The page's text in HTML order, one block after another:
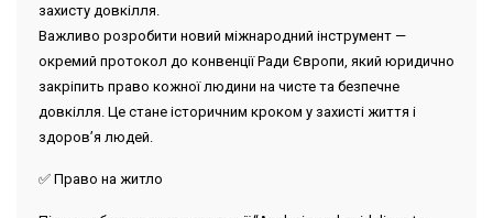
захисту довкілля.
Важливо розробити новий міжнародний інструмент —
окремий протокол до конвенції Ради Європи, який юридично
закріпить право кожної людини на чисте та безпечне
довкілля. Це стане історичним кроком у захисті життя і
здоров’я людей.
✅ Право на житло